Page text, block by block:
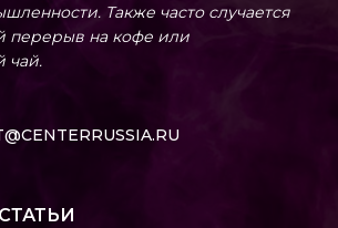
Также часто случается
перерыв на кофе или
чай.